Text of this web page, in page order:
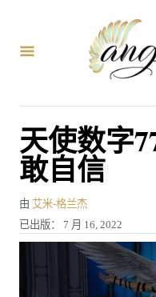
天使数字
敢自信
由 作
者
艾米-格兰杰
发
表
已出版： 7 月 16, 2022